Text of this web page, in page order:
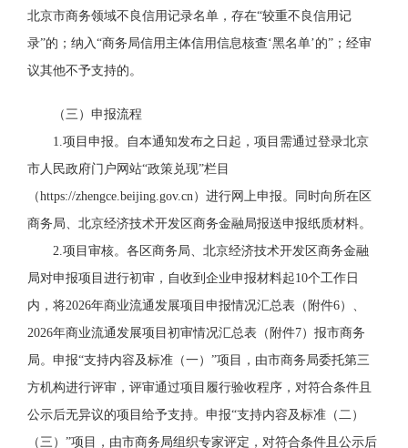
北京市商务领域不良信用记录名单，存在“较重不良信用记
录”的；纳入“商务局信用主体信用信息核查‘黑名单’的”；经审
议其他不予支持的。
（三）申报流程
1.项目申报。
自本通知发布之日起，项目需通过登录北京
市人民政府门户网站“政策兑现”栏目
（https://zhengce.beijing.gov.cn）进行网上申报。同时向所在区
商务局、北京经济技术开发区商务金融局报送申报纸质材料。
2.项目审核。 各区商务局、北京经济技术开发区商务金融
局对申报项目进行初审，自收到企业申报材料起10个工作日
内，将2026年商业流通发展项目申报情况汇总表（附件6）、
2026年商业流通发展项目初审情况汇总表（附件7）报市商务
局。申报“支持内容及标准（一）”项目，由市商务局委托第三
方机构进行评审，评审通过项目履行验收程序，对符合条件且
公示后无异议的项目给予支持。申报“支持内容及标准（二）
（三）”项目，由市商务局组织专家评定，对符合条件且公示后